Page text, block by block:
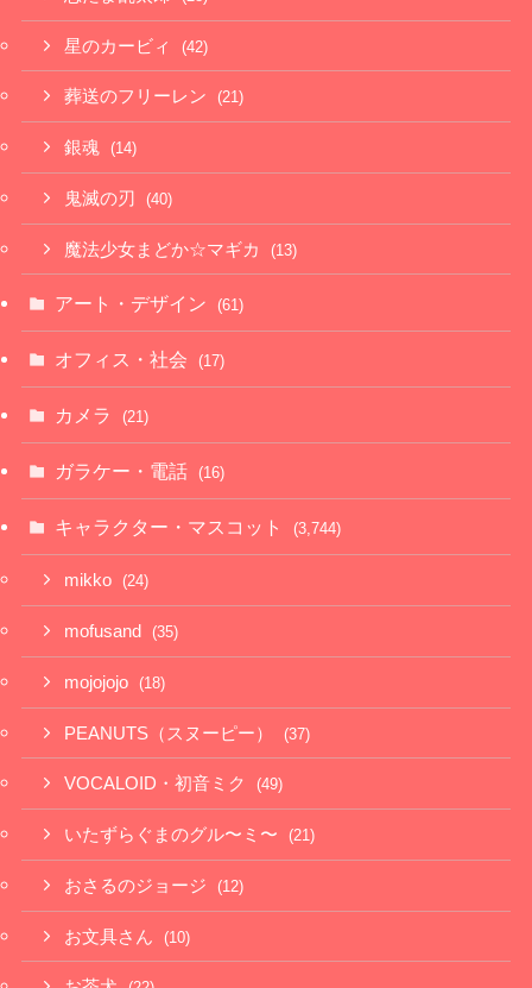
星のカービィ (42)
葬送のフリーレン (21)
銀魂 (14)
鬼滅の刃 (40)
魔法少女まどか☆マギカ (13)
アート・デザイン (61)
オフィス・社会 (17)
カメラ (21)
ガラケー・電話 (16)
キャラクター・マスコット (3,744)
mikko (24)
mofusand (35)
mojojojo (18)
PEANUTS（スヌーピー） (37)
VOCALOID・初音ミク (49)
いたずらぐまのグル〜ミ〜 (21)
おさるのジョージ (12)
お文具さん (10)